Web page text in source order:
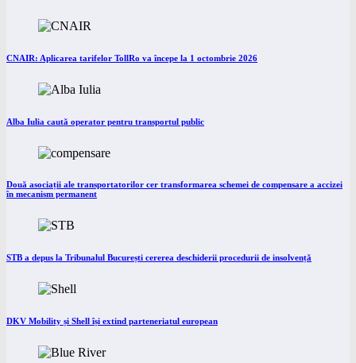
CNAIR: Aplicarea tarifelor TollRo va începe la 1 octombrie 2026
Alba Iulia caută operator pentru transportul public
Două asociații ale transportatorilor cer transformarea schemei de compensare a accizei
în mecanism permanent
STB a depus la Tribunalul București cererea deschiderii procedurii de insolvență
DKV Mobility și Shell își extind parteneriatul european